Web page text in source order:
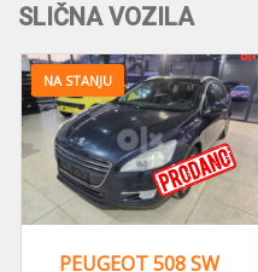
SLIČNA VOZILA
NA STANJU
PEUGEOT 508 SW